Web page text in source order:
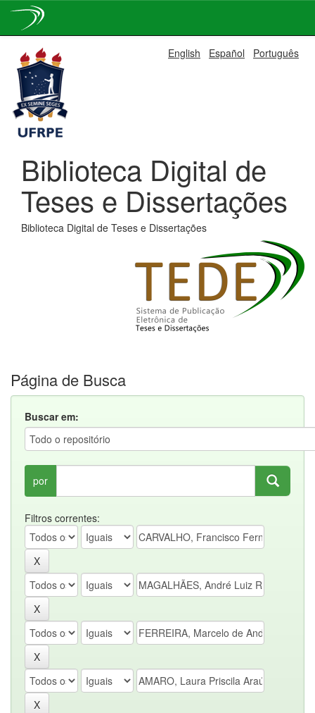
navigation
English Español Português
Biblioteca Digital de
Teses e Dissertações
Biblioteca Digital de Teses e Dissertações
Página de Busca
Buscar em:
por
Filtros correntes: